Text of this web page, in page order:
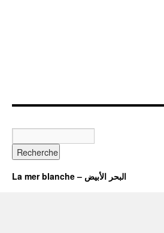
La mer blanche – البحر الأبيض